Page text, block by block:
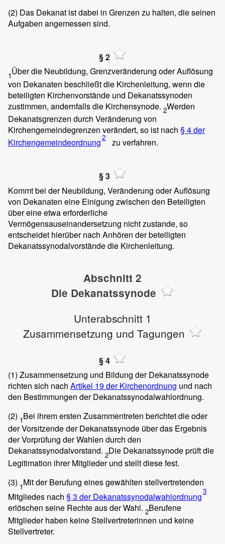
(2) Das Dekanat ist dabei in Grenzen zu halten, die seinen
Aufgaben angemessen sind.
§ 2
1Über die Neubildung, Grenzveränderung oder Auflösung
von Dekanaten beschließt die Kirchenleitung, wenn die
beteiligten Kirchenvorstände und Dekanatssynoden
zustimmen, andernfalls die Kirchensynode. 2Werden
Dekanatsgrenzen durch Veränderung von
Kirchengemeindegrenzen verändert, so ist nach § 4 der
Kirchengemeindeordnung2 zu verfahren.
§ 3
Kommt bei der Neubildung, Veränderung oder Auflösung
von Dekanaten eine Einigung zwischen den Beteiligten
über eine etwa erforderliche
Vermögensauseinandersetzung nicht zustande, so
entscheidet hierüber nach Anhören der beteiligten
Dekanatssynodalvorstände die Kirchenleitung.
Abschnitt 2
Die Dekanatssynode
Unterabschnitt 1
Zusammensetzung und Tagungen
§ 4
(1) Zusammensetzung und Bildung der Dekanatssynode
richten sich nach Artikel 19 der Kirchenordnung und nach
den Bestimmungen der Dekanatssynodalwahlordnung.
(2) 1Bei ihrem ersten Zusammentreten berichtet die oder
der Vorsitzende der Dekanatssynode über das Ergebnis
der Vorprüfung der Wahlen durch den
Dekanatssynodalvorstand. 2Die Dekanatssynode prüft die
Legitimation ihrer Mitglieder und stellt diese fest.
(3) 1Mit der Berufung eines gewählten stellvertretenden
Mitgliedes nach § 3 der Dekanatssynodalwahlordnung3
erlöschen seine Rechte aus der Wahl. 2Berufene
Mitglieder haben keine Stellvertreterinnen und keine
Stellvertreter.